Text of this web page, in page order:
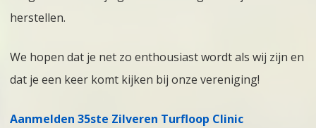
herstellen.
We hopen dat je net zo enthousiast wordt als wij zijn en
dat je een keer komt kijken bij onze vereniging!
Aanmelden 35ste Zilveren Turfloop Clinic